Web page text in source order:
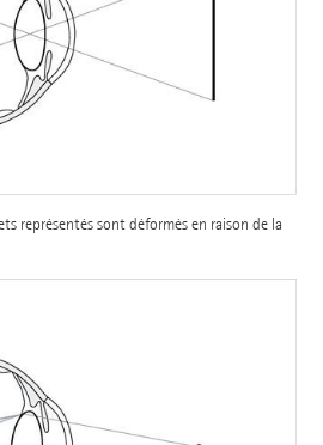
représentés sont déformés en raison de la